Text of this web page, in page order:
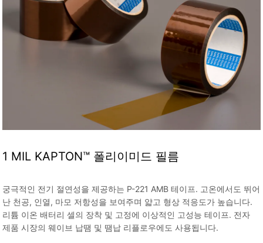
1 MIL KAPTON™ 폴리이미드 필름
궁극적인 전기 절연성을 제공하는 P-221 AMB 테이프. 고온에서도 뛰어
난 천공, 인열, 마모 저항성을 보여주며 얇고 형상 적응도가 높습니다.
리튬 이온 배터리 셀의 장착 및 고정에 이상적인 고성능 테이프. 전자
제품 시장의 웨이브 납땜 및 땜납 리플로우에도 사용됩니다.